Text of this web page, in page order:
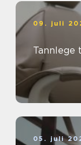
09. juli
Tannlege
05. juli